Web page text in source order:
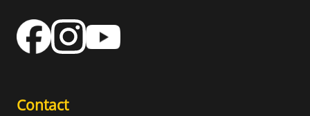
Contact